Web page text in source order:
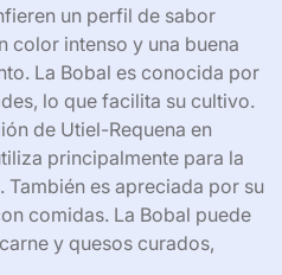
un perfil de sabor
color intenso y una buena
La Bobal es conocida por
lo que facilita su cultivo.
de Utiel-Requena en
principalmente para la
es apreciada por su
comidas. La Bobal puede
y quesos curados,